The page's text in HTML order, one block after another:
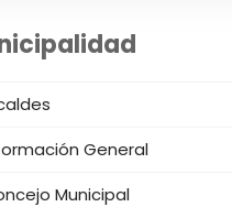
General
Municipal